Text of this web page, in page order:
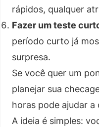
rápidos, qualquer
Fazer um teste
período curto já
surpresa.
Se você quer um
planejar sua
horas pode ajudar
A ideia é simples: